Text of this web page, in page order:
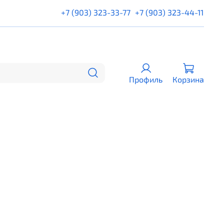
+7 (903) 323-33-77 +7 (903) 323-44-11
Профиль Корзина